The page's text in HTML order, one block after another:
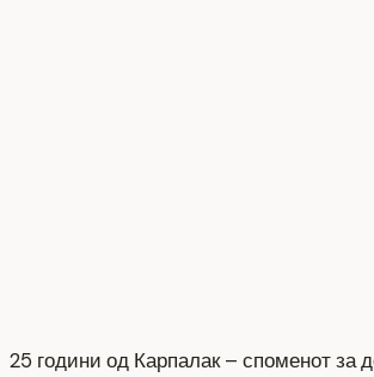
25 години од Карпалак – споменот за